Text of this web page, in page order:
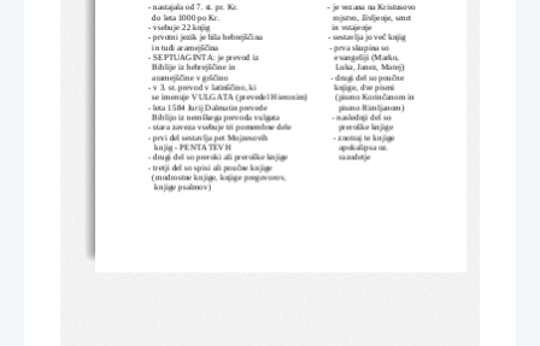
        - nastajala od 7. st. pr. Kr.                                         - je vezana na Kristusovo
          do leta 1000 po Kr.                                                    rojstvo, življenje, smrt
        - vsebuje 22 knjig                                                        in vstajenje
        - prvotni jezik je bila hebrejščina                              - sestavlja jo več knjig
          in tudi aramejščina                                                   - prva skupina so
        - SEPTUAGINTA: je prevod iz                                   evangeliji (Marko,
          Biblije iz hebrejščine in                                              Luka, Janez, Matej)
          aramejščine v grščino                                               - drugi del so poučne
        - v 3. st. prevod v latinščino, ki                                    knjige, dve pismi
          se imenuje VULGATA (prevedel Hieronim)             (pismo Korinčanom in
        - leta 1584 Jurij Dalmatin prevede                                 pismo Rimljanom)
          Biblijo iz nemškega prevoda vulgata                        - naslednji del so
        - stara zaveza vsebuje tri pomembne dele
preroške knjige
        - prvi del sestavlja pet Mojzesovih                              - znotraj te knjige
           knjig - PENTATEVH
apokalipsa oz.
        - drugi del so preroki ali preroške knjige
razodetje
        - tretji del so spisi ali poučne knjige
          (modrostne knjige, knjige pregovorov,
           knjige psalmov)